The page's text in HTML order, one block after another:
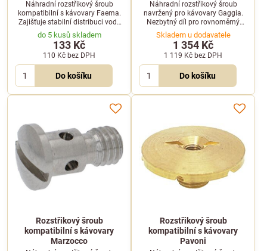
Náhradní rozstřikový šroub
kompatibilní s kávovary Faema.
Zajišťuje stabilní distribuci vody
pro optimální extrakci kávy.
do 5 kusů skladem
133 Kč
110 Kč bez DPH
Do košíku
Náhradní rozstřikový šroub
navržený pro kávovary Gaggia.
Nezbytný díl pro rovnoměrný
rozvod vody a bezproblémový
chod kávovaru.
Skladem u dodavatele
1 354 Kč
1 119 Kč bez DPH
Do košíku
Rozstřikový šroub
kompatibilní s kávovary
Marzocco
Rozstřikový šroub
kompatibilní s kávovary
Pavoni